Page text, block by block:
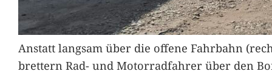
Anstatt langsam über die offene Fahrbahn
brettern Rad- und Motorradfahrer über den